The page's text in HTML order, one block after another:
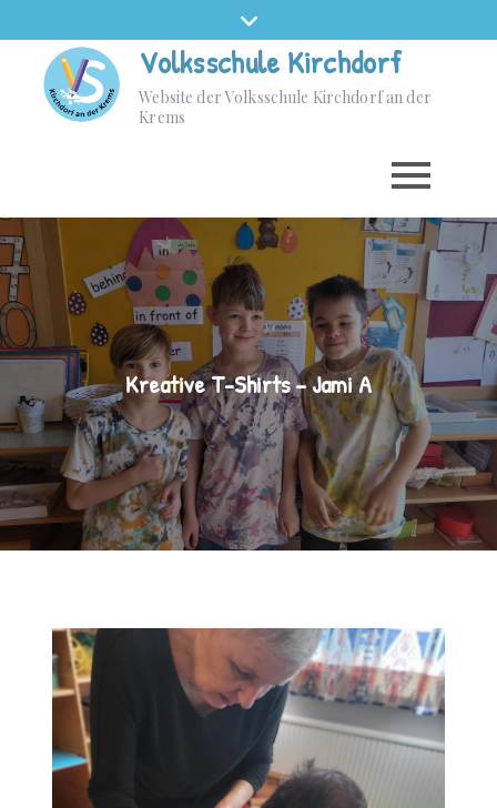
Volksschule Kirchdorf
Website der Volksschule Kirchdorf an der
Krems
Kreative T-Shirts – Jami A